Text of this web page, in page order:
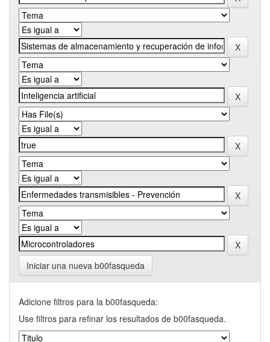
Iniciar una nueva b00fasqueda
Adicione filtros para la b00fasqueda:
Use filtros para refinar los resultados de b00fasqueda.